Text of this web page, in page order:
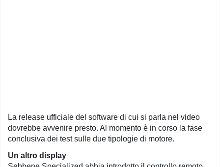
La release ufficiale del software di cui si parla nel video
dovrebbe avvenire presto. Al momento è in corso la fase
conclusiva dei test sulle due tipologie di motore.
Un altro display